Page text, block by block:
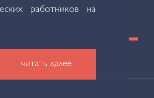
работников на
читать далее